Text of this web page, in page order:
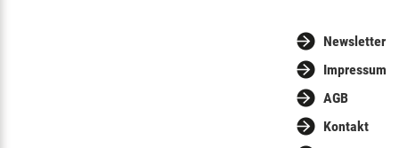
Newsletter
Impressum
AGB
Kontakt